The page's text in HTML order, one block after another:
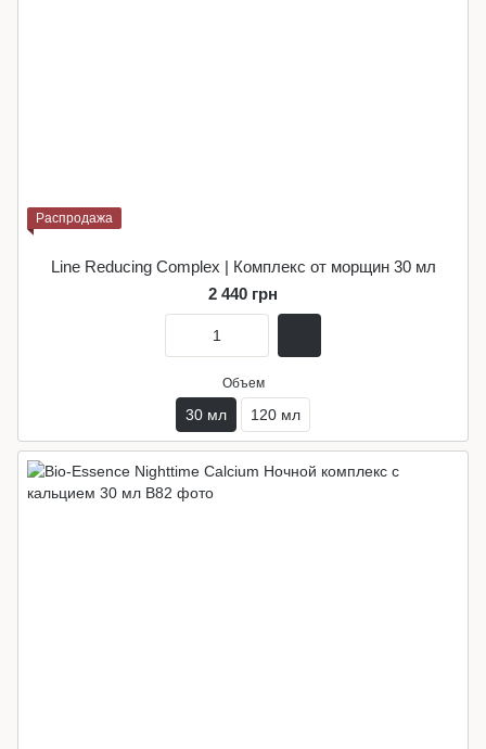
Распродажа
Line Reducing Complex | Комплекс от морщин 30 мл
2 440 грн
Объем
30 мл 120 мл